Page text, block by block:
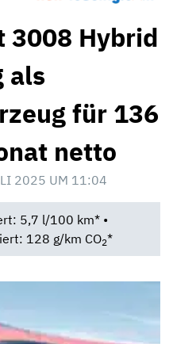
3008 Hybrid
als
für 136
netto
2025 UM 11:04
5,7 l/100 km* •
128 g/km CO2*